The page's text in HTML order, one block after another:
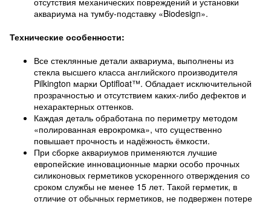
аквариума на тумбу-подставку «Biodesign».
Технические особенности:
Все стеклянные детали аквариума, выполнены из
стекла высшего класса английского производителя
Pilkington марки Optifloat™. Обладает исключительной
прозрачностью и отсутствием каких-либо дефектов и
нехарактерных оттенков.
Каждая деталь обработана по периметру методом
«полированная еврокромка», что существенно
повышает прочность и надёжность ёмкости.
При сборке аквариумов применяются лучшие
европейские инновационные марки особо прочных
силиконовых герметиков ускоренного отверждения со
сроком службы не менее 15 лет. Такой герметик, в
отличие от обычных герметиков, не подвержен потере